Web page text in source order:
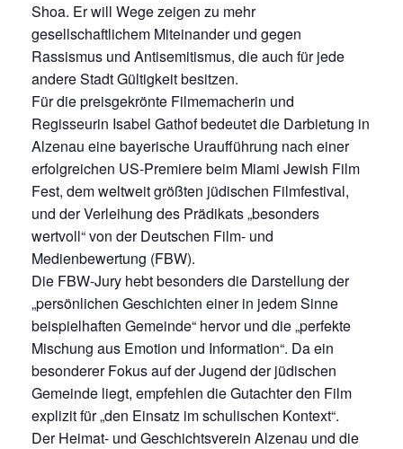
Shoa. Er will Wege zeigen zu mehr
gesellschaftlichem Miteinander und gegen
Rassismus und Antisemitismus, die auch für jede
andere Stadt Gültigkeit besitzen.
Für die preisgekrönte Filmemacherin und
Regisseurin Isabel Gathof bedeutet die Darbietung in
Alzenau eine bayerische Uraufführung nach einer
erfolgreichen US-Premiere beim Miami Jewish Film
Fest, dem weltweit größten jüdischen Filmfestival,
und der Verleihung des Prädikats „besonders
wertvoll“ von der Deutschen Film- und
Medienbewertung (FBW).
Die FBW-Jury hebt besonders die Darstellung der
„persönlichen Geschichten einer in jedem Sinne
beispielhaften Gemeinde“ hervor und die „perfekte
Mischung aus Emotion und Information“. Da ein
besonderer Fokus auf der Jugend der jüdischen
Gemeinde liegt, empfehlen die Gutachter den Film
explizit für „den Einsatz im schulischen Kontext“.
Der Heimat- und Geschichtsverein Alzenau und die